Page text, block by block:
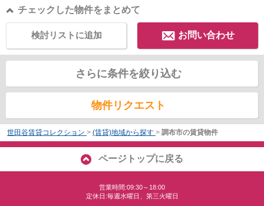
チェックした物件をまとめて
お問い合わせ
検討リストに追加
さらに条件を絞り込む
物件リクエスト
世田谷賃貸コレクション > (賃貸)地域から探す > 調布市の賃貸物件
ページトップに戻る
営業時間:09:30～18:00
定休日:毎週水曜日、第三火曜日